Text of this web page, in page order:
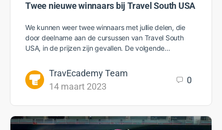
Twee nieuwe winnaars bij Travel South USA
We kunnen weer twee winnaars met jullie delen, die
door deelname aan de cursussen van Travel South
USA, in de prijzen zijn gevallen. De volgende…
TravEcademy Team
14 maart 2023
0